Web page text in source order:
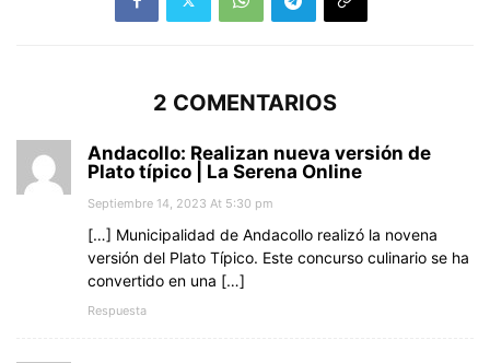
2 COMENTARIOS
Andacollo: Realizan nueva versión de
Plato típico | La Serena Online
Septiembre 14, 2023 At 5:30 pm
[…] Municipalidad de Andacollo realizó la novena
versión del Plato Típico. Este concurso culinario se ha
convertido en una […]
Respuesta